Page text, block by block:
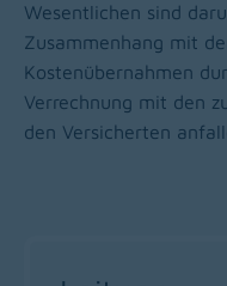
Wesentlichen sind
Zusammenhang mit
Kostenübernahmen
Verrechnung mit den
den Versicherten